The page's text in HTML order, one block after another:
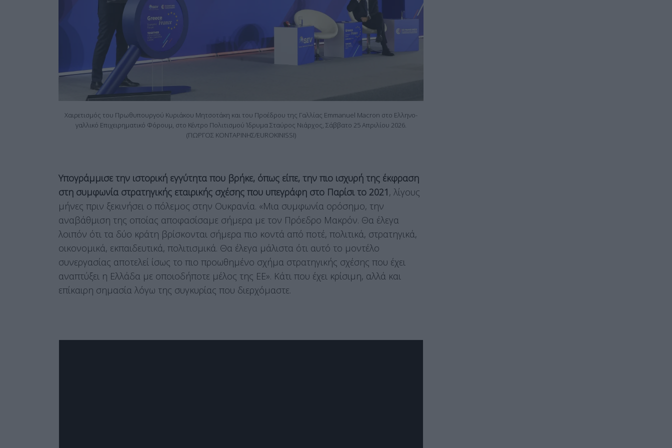
Χαιρετισμός του Πρωθυπουργού Κυριάκου Μητσοτάκη και του Προέδρου της Γαλλίας Emmanuel Macron στο Ελληνο-
γαλλικό Επιχειρηματικό Φόρουμ, στο Κέντρο Πολιτισμού Ίδρυμα Σταύρος Νιάρχος, Σάββατο 25 Απριλίου 2026.
(ΓΙΩΡΓΟΣ ΚΟΝΤΑΡΙΝΗΣ/EUROKINISSI)
Υπογράμμισε την ιστορική εγγύτητα που βρήκε, όπως είπε, την πιο ισχυρή της έκφραση
στη συμφωνία στρατηγικής εταιρικής σχέσης που υπεγράφη στο Παρίσι το 2021, λίγους
μήνες πριν ξεκινήσει ο πόλεμος στην Ουκρανία. «Μια συμφωνία ορόσημο, την
αναβάθμιση της οποίας αποφασίσαμε σήμερα με τον Πρόεδρο Μακρόν. Θα έλεγα
λοιπόν ότι τα δύο κράτη βρίσκονται σήμερα πιο κοντά από ποτέ, πολιτικά, στρατηγικά,
οικονομικά, εκπαιδευτικά, πολιτισμικά. Θα έλεγα μάλιστα ότι αυτό το μοντέλο
συνεργασίας αποτελεί ίσως το πιο προωθημένο σχήμα στρατηγικής σχέσης που έχει
αναπτύξει η Ελλάδα με οποιοδήποτε μέλος της ΕΕ». Κάτι που έχει κρίσιμη, αλλά και
επίκαιρη σημασία λόγω της συγκυρίας που διερχόμαστε.